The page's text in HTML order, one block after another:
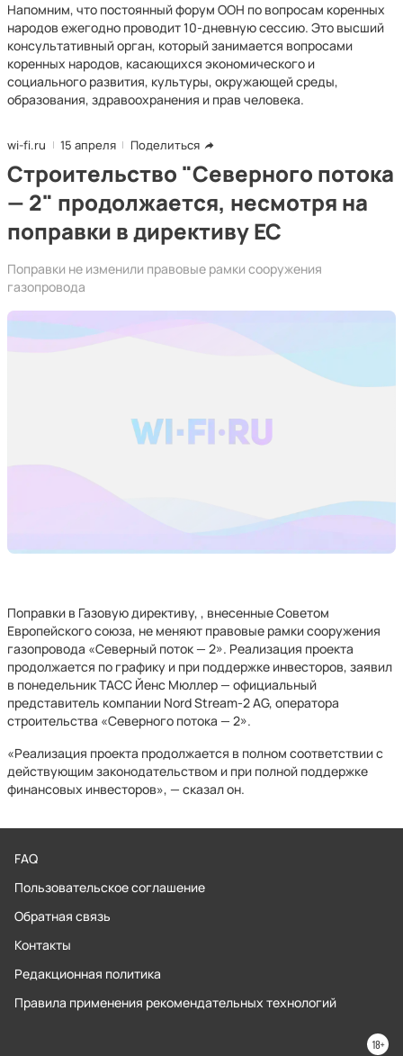
Напомним, что постоянный форум ООН по вопросам коренных
народов ежегодно проводит 10-дневную сессию. Это высший
консультативный орган, который занимается вопросами
коренных народов, касающихся экономического и
социального развития, культуры, окружающей среды,
образования, здравоохранения и прав человека.
wi-fi.ru 15 апреля Поделиться
Строительство "Северного потока
— 2" продолжается, несмотря на
поправки в директиву ЕС
Поправки не изменили правовые рамки сооружения
газопровода
Поправки в Газовую директиву, , внесенные Советом
Европейского союза, не меняют правовые рамки сооружения
газопровода «Северный поток — 2». Реализация проекта
продолжается по графику и при поддержке инвесторов, заявил
в понедельник ТАСС Йенс Мюллер — официальный
представитель компании Nord Stream-2 AG, оператора
строительства «Северного потока — 2».
«Реализация проекта продолжается в полном соответствии с
действующим законодательством и при полной поддержке
финансовых инвесторов», — сказал он.
FAQ
Пользовательское соглашение
Обратная связь
Контакты
Редакционная политика
Правила применения рекомендательных технологий